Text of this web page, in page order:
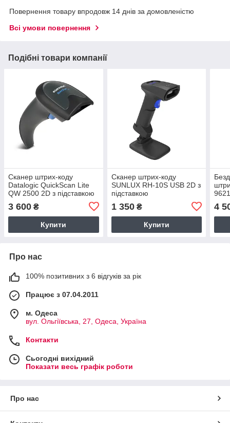
Повернення товару впродовж 14 днів за домовленістю
Всі умови повернення
Подібні товари компанії
Сканер штрих-коду
Datalogic QuickScan Lite
QW 2500 2D з підставкою
3 600 ₴
Купити
Сканер штрих-коду
SUNLUX RH-10S USB 2D з
підставкою
1 350₴
Купити
4
Про нас
100% позитивних з 6 відгуків за рік
Працює з 07.04.2011
м. Одеса
вул. Ольгіївська, 27, Одеса, Україна
Контакти
Сьогодні вихідний
Показати весь графік роботи
Про нас